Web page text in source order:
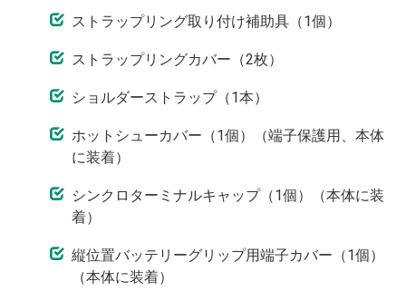
ストラップリング取り付け補助具（1個）
ストラップリングカバー（2枚）
ショルダーストラップ（1本）
ホットシューカバー（1個）（端子保護用、本体
に装着）
シンクロターミナルキャップ（1個）（本体に装
着）
縦位置バッテリーグリップ用端子カバー（1個）
（本体に装着）